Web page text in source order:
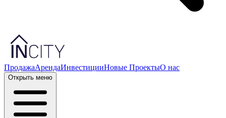
ПродажаАрендаИнвестицииНовые ПроектыО нас
Открыть меню